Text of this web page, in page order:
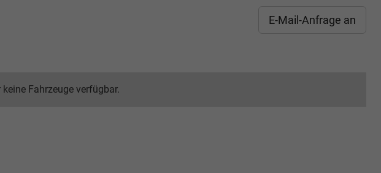
E-Mail-Anfrage an
Fahrzeuge verfügbar.